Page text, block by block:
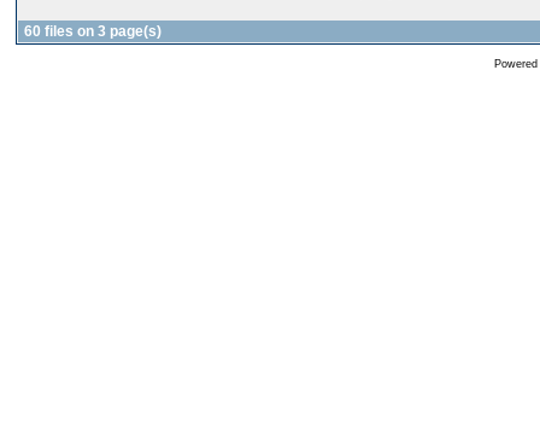
60 files on 3 page(s)